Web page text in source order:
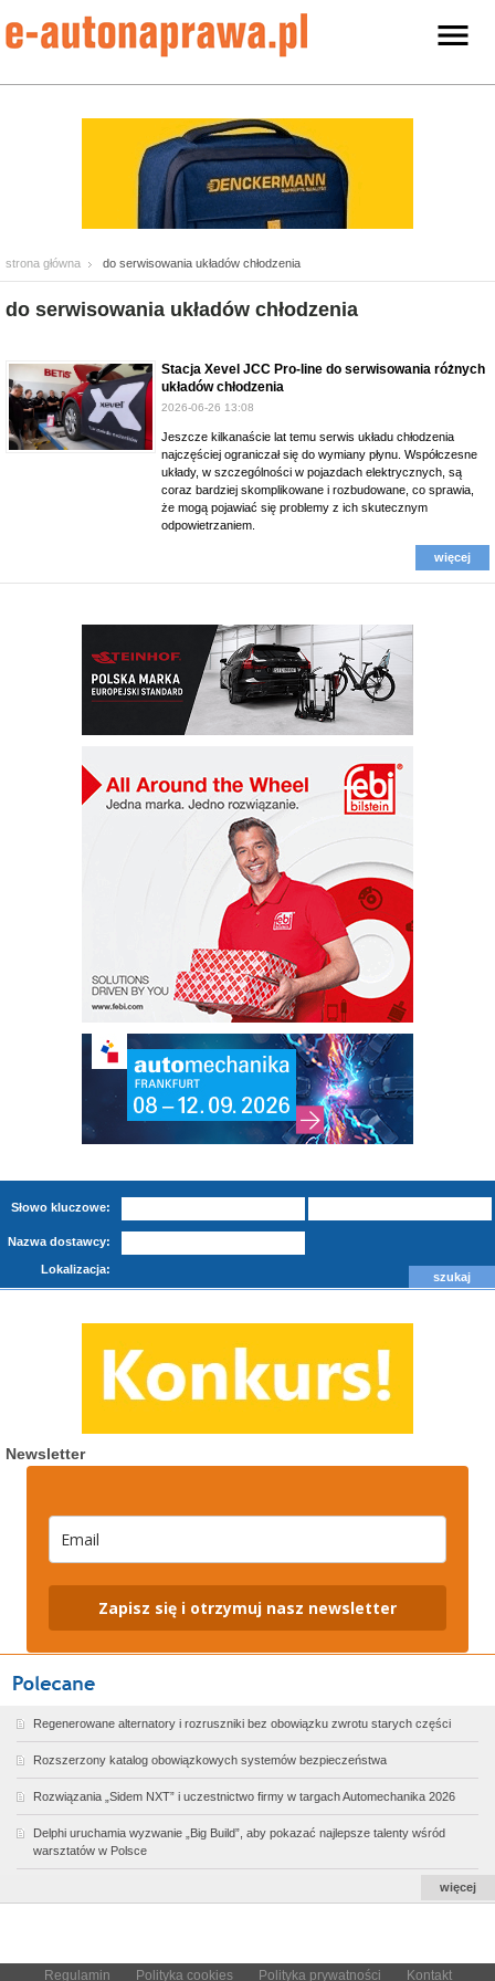
strona główna do serwisowania układów chłodzenia
do serwisowania układów chłodzenia
Stacja Xevel JCC Pro-line do serwisowania różnych
układów chłodzenia
2026-06-26 13:08
Jeszcze kilkanaście lat temu serwis układu chłodzenia
najczęściej ograniczał się do wymiany płynu. Współczesne
układy, w szczególności w pojazdach elektrycznych, są
coraz bardziej skomplikowane i rozbudowane, co sprawia,
że mogą pojawiać się problemy z ich skutecznym
odpowietrzaniem.
więcej
Słowo kluczowe:
Nazwa dostawcy:
Lokalizacja:
Newsletter
Zapisz się i otrzymuj nasz newsletter
Regenerowane alternatory i rozruszniki bez obowiązku zwrotu starych części
Rozszerzony katalog obowiązkowych systemów bezpieczeństwa
Rozwiązania „Sidem NXT” i uczestnictwo firmy w targach Automechanika 2026
Delphi uruchamia wyzwanie „Big Build”, aby pokazać najlepsze talenty wśród
warsztatów w Polsce
więcej
Regulamin Polityka cookies Polityka prywatności Kontakt